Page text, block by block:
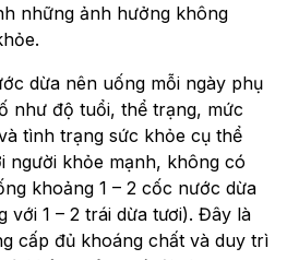
những ảnh hưởng không
dừa nên uống mỗi ngày phụ
như độ tuổi, thể trạng, mức
tình trạng sức khỏe cụ thể
người khỏe mạnh, không có
khoảng 1 – 2 cốc nước dừa
với 1 – 2 trái dừa tươi). Đây là
cấp đủ khoáng chất và duy trì